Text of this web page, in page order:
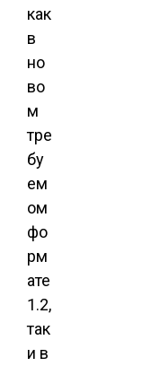
как
в
но
во
м
тре
бу
ем
ом
фо
рм
ате
1.2,
так
и в